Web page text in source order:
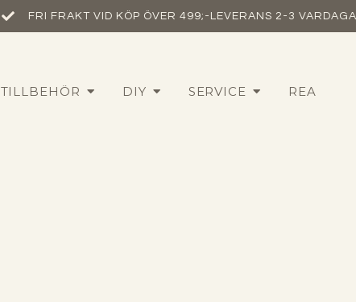
FRI FRAKT VID KÖP ÖVER 499;- LEVERANS 2-3
TILLBEHÖR DIY SERVICE REA